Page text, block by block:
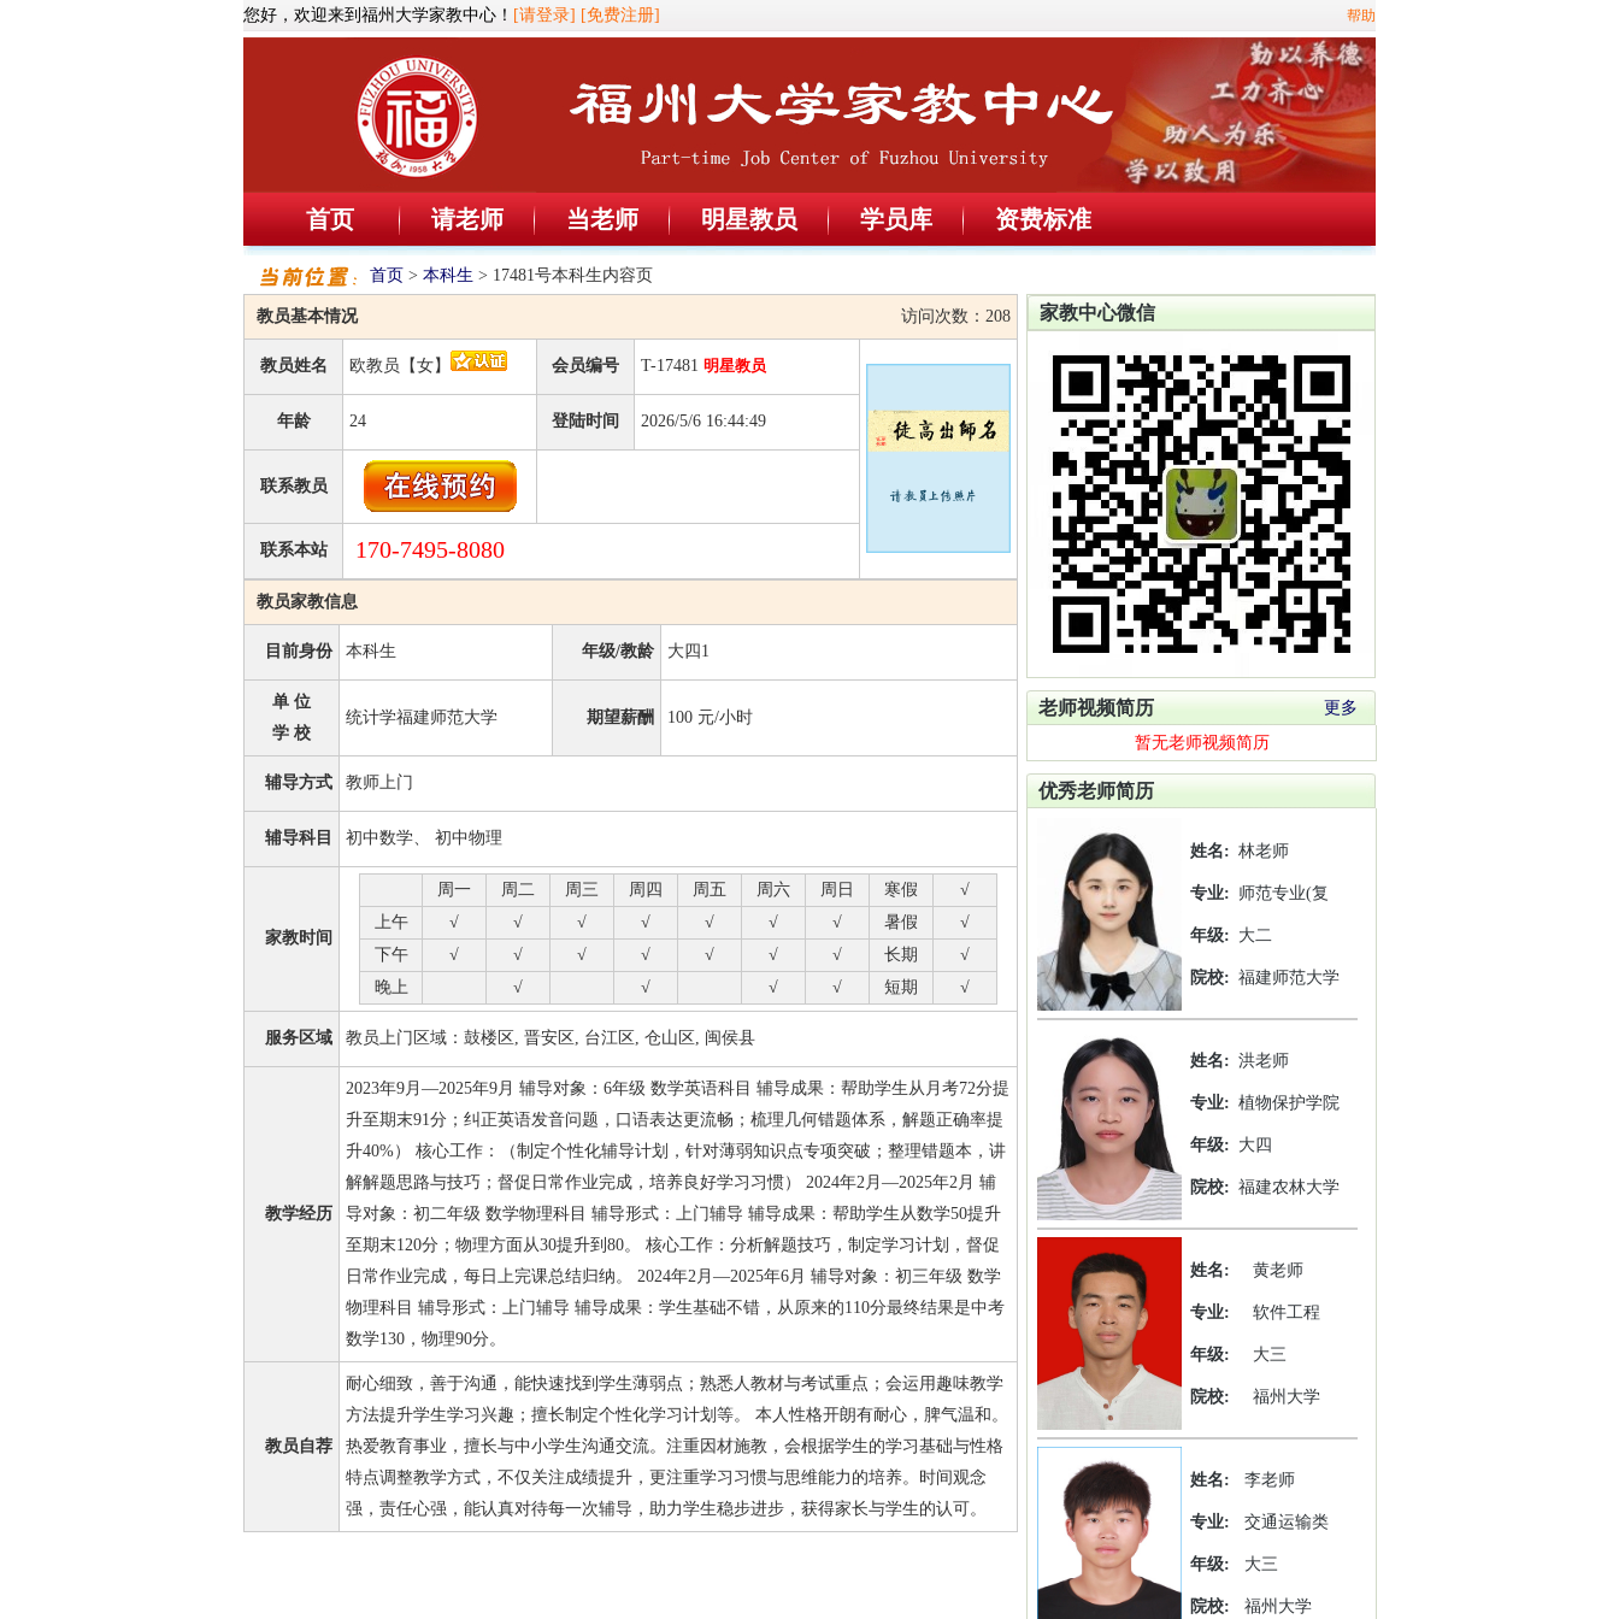
您好，欢迎来到福州大学家教中心！ [请登录] [免费注册] 帮助
首页 请老师 当老师 明星教员 学员库 资费标准
首页 > 本科生 > 17481号本科生内容页
教员基本情况 访问次数： 208
教员姓名 欧教员【女】 会员编号 T-17481 明星教员
年龄 24 登陆时间 2026/5/6 16:44:49
联系教员
联系本站 170-7495-8080
教员家教信息
目前身份 本科生 年级/教龄 大四1
单 位
学 校
统计学福建师范大学 期望薪酬 100 元/小时
辅导方式 教师上门
辅导科目 初中数学、 初中物理
家教时间
周一 周二 周三 周四 周五 周六 周日 寒假
√
上午
√ √ √ √ √ √ √ 暑假
√
下午
√ √ √ √ √ √ √ 长期
√
晚上
√ √ √ √ 短期 √
服务区域 教员上门区域：鼓楼区, 晋安区, 台江区, 仓山区, 闽侯县
教学经历
2023年9月—2025年9月 辅导对象：6年级 数学英语科目 辅导成果：帮助学生从月考72分提
升至期末91分；纠正英语发音问题，口语表达更流畅；梳理几何错题体系，解题正确率提
升40%） 核心工作：（制定个性化辅导计划，针对薄弱知识点专项突破；整理错题本，讲
解解题思路与技巧；督促日常作业完成，培养良好学习习惯） 2024年2月—2025年2月 辅
导对象：初二年级 数学物理科目 辅导形式：上门辅导 辅导成果：帮助学生从数学50提升
至期末120分；物理方面从30提升到80。 核心工作：分析解题技巧，制定学习计划，督促
日常作业完成，每日上完课总结归纳。 2024年2月—2025年6月 辅导对象：初三年级 数学
物理科目 辅导形式：上门辅导 辅导成果：学生基础不错，从原来的110分最终结果是中考
数学130，物理90分。
教员自荐
耐心细致，善于沟通，能快速找到学生薄弱点；熟悉人教材与考试重点；会运用趣味教学
方法提升学生学习兴趣；擅长制定个性化学习计划等。 本人性格开朗有耐心，脾气温和。
热爱教育事业，擅长与中小学生沟通交流。注重因材施教，会根据学生的学习基础与性格
特点调整教学方式，不仅关注成绩提升，更注重学习习惯与思维能力的培养。时间观念
强，责任心强，能认真对待每一次辅导，助力学生稳步进步，获得家长与学生的认可。
家教中心微信
老师视频简历
更多
暂无老师视频简历
优秀老师简历
姓名: 林老师
专业: 师范专业(复
年级: 大二
院校: 福建师范大学
姓名: 洪老师
专业: 植物保护学院
年级: 大四
院校: 福建农林大学
姓名: 黄老师
专业: 软件工程
年级: 大三
院校: 福州大学
姓名: 李老师
专业: 交通运输类
年级: 大三
院校: 福州大学